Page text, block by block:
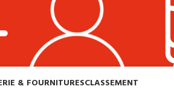
& FOURNITURESCLASSEMENT